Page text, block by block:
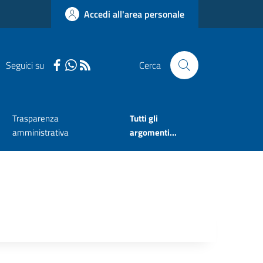
Accedi all'area personale
Seguici su Cerca
Trasparenza
amministrativa
Tutti gli
argomenti...